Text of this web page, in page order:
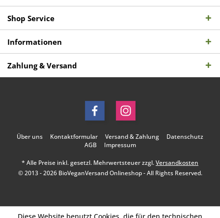
Shop Service
Informationen
Zahlung & Versand
Über uns Kontaktformular Versand & Zahlung
Datenschutz
AGB
Impressum
* Alle Preise inkl. gesetzl. Mehrwertsteuer zzgl.Versandkosten
© 2013 - 2026 BioVeganVersand Onlineshop - All Rights Reserved.